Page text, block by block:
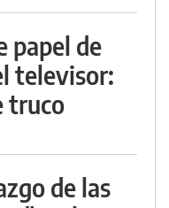
papel de
televisor:
truco
de las